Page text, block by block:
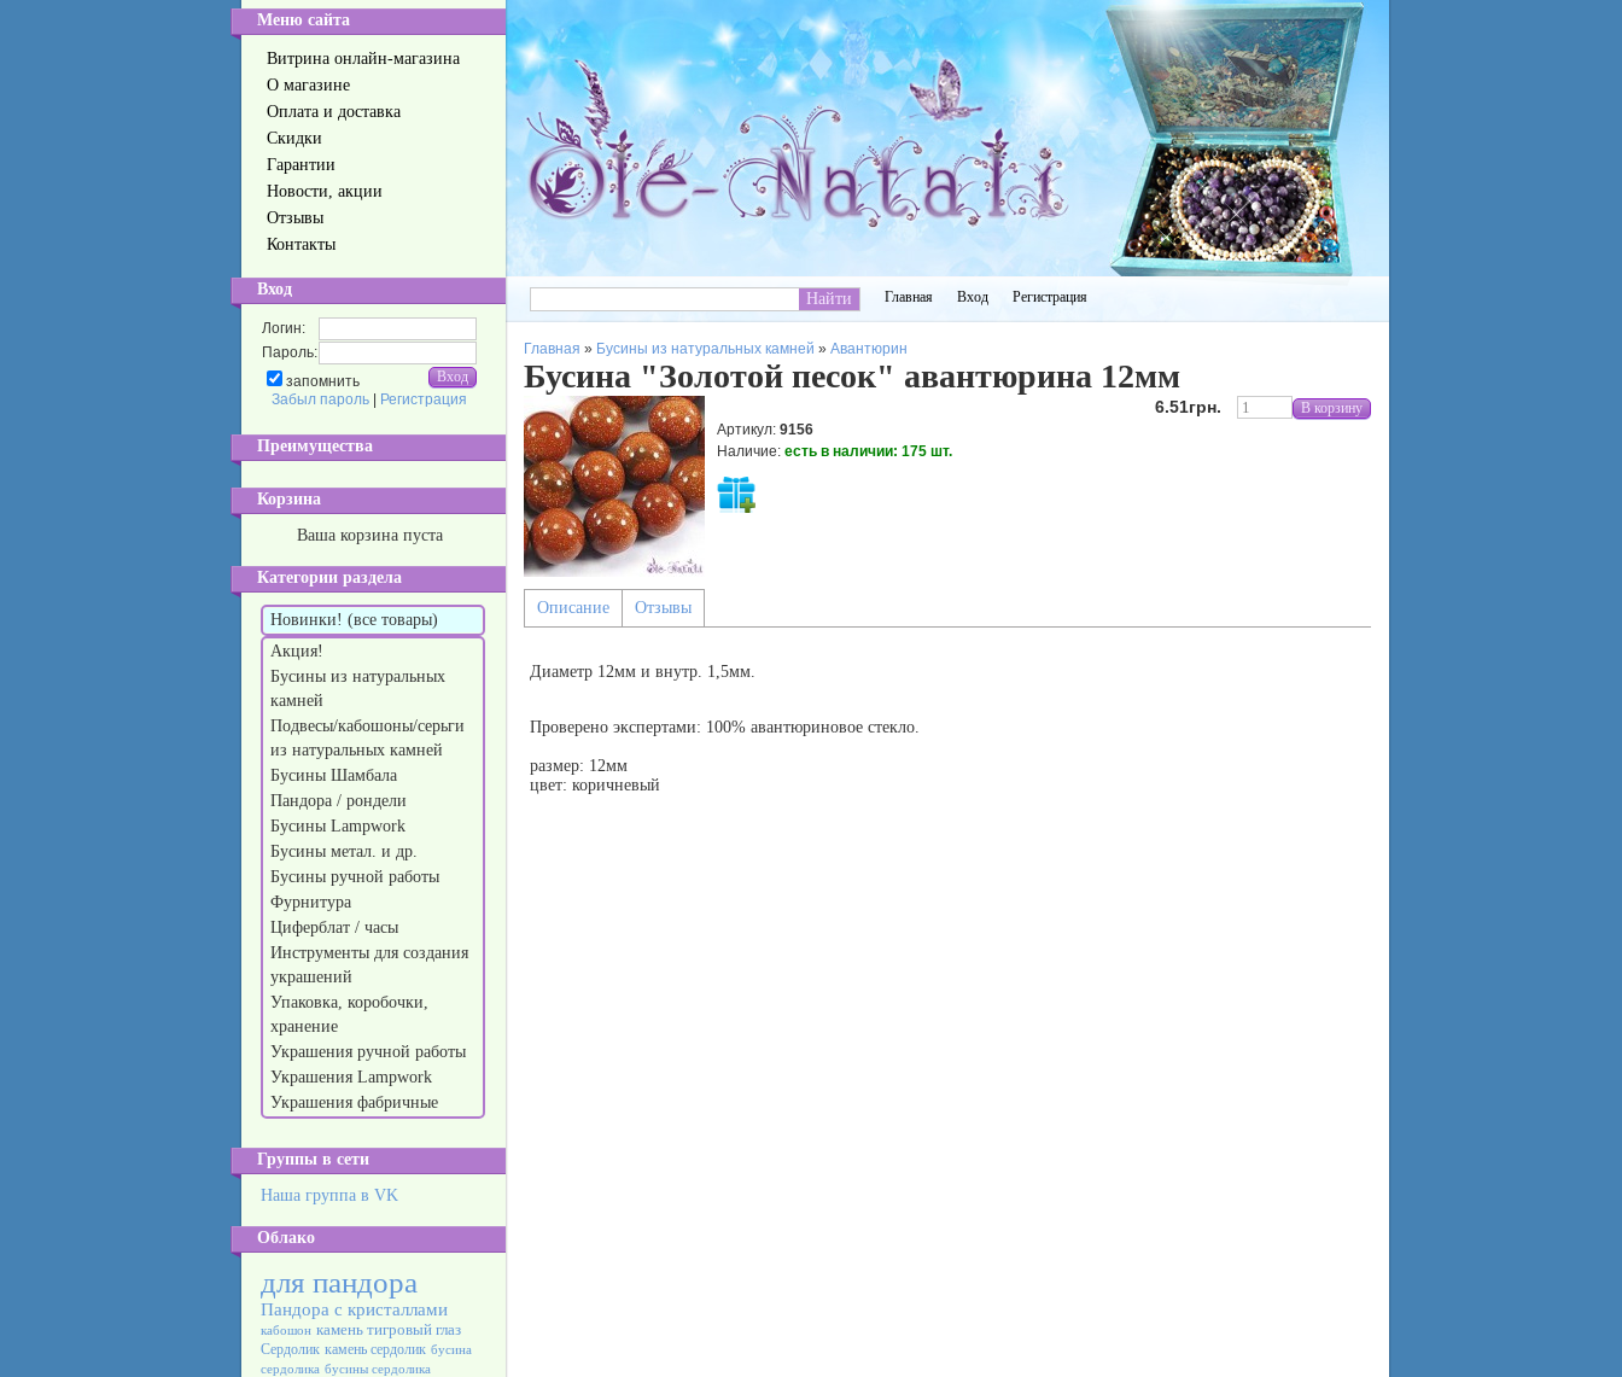
Меню сайта
Витрина онлайн-магазина
О магазине
Оплата и доставка
Скидки
Гарантии
Новости, акции
Отзывы
Контакты
Вход
Логин:
Пароль:
запомнить
Забыл пароль
Регистрация
Преимущества
Корзина
Ваша корзина пуста
Категории раздела
Новинки! (все товары)
Акция!
Бусины из натуральных
камней
Подвесы/кабошоны/серьги
из натуральных камней
Бусины Шамбала
Пандора / рондели
Бусины Lampwork
Бусины метал. и др.
Бусины ручной работы
Фурнитура
Циферблат / часы
Инструменты для создания
украшений
Упаковка, коробочки,
хранение
Украшения ручной работы
Украшения Lampwork
Украшения фабричные
Группы в сети
Наша группа в VK
Облако
для пандора
Пандора с кристаллами
кабошон камень тигровый глаз
Сердолик камень сердолик бусина
сердолика бусины сердолика
Главная Вход Регистрация
Главная » Бусины из натуральных камней » Авантюрин
Бусина "Золотой песок" авантюрина 12мм
6.51грн.
Артикул: 9156
Наличие: есть в наличии: 175 шт.
Описание Отзывы
Диаметр 12мм и внутр. 1,5мм.
Проверено экспертами: 100% авантюриновое стекло.
размер: 12мм
цвет: коричневый